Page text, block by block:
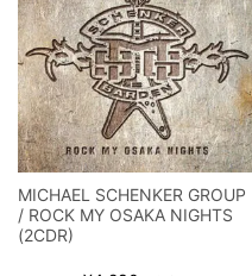
MICHAEL SCHENKER GROUP
/ ROCK MY OSAKA NIGHTS
(2CDR)